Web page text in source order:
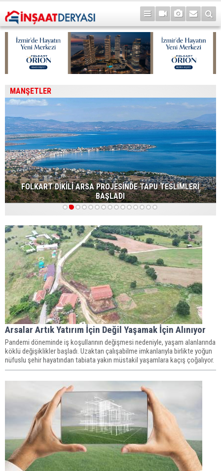
MANŞETLER
FOLKART DİKİLİ ARSA PROJESİNDE TAPU TESLİMLERİ
BAŞLADI
2 3 4 5 6 7 8 9 101112131415
Arsalar Artık Yatırım İçin Değil Yaşamak İçin Alınıyor
Pandemi döneminde iş koşullarının değişmesi nedeniyle, yaşam alanlarında
köklü değişiklikler başladı. Uzaktan çalışabilme imkanlarıyla birlikte yoğun
nüfuslu şehir hayatından tabiata yakın müstakil yaşamlara kaçış çoğalıyor.